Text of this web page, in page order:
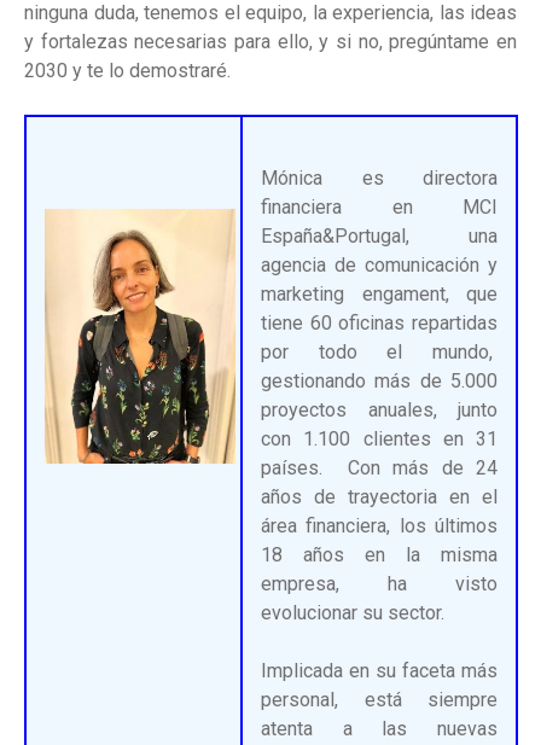
ninguna duda, tenemos el equipo, la experiencia, las ideas
y fortalezas necesarias para ello, y si no, pregúntame en
2030 y te lo demostraré.
Mónica es directora
financiera en
MCI
España&Portugal, una
agencia de comunicación y
marketing engament, que
tiene 60 oficinas repartidas
por todo el mundo,
gestionando más de 5.000
proyectos anuales, junto
con 1.100 clientes en 31
países. Con más de 24
años de trayectoria en el
área financiera, los últimos
18 años en la misma
empresa, ha visto
evolucionar su sector.
Implicada en su faceta más
personal, está siempre
atenta a las nuevas